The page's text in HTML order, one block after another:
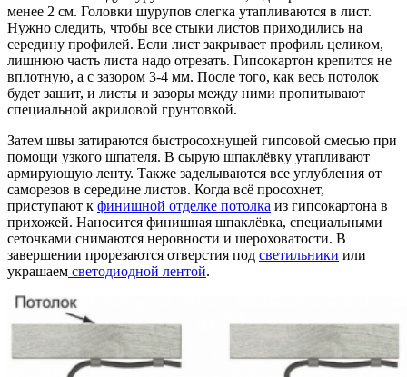
менее 2 см. Головки шурупов слегка утапливаются в лист.
Нужно следить, чтобы все стыки листов приходились на
середину профилей. Если лист закрывает профиль целиком,
лишнюю часть листа надо отрезать. Гипсокартон крепится не
вплотную, а с зазором 3-4 мм. После того, как весь потолок
будет зашит, и листы и зазоры между ними пропитывают
специальной акриловой грунтовкой.
Затем швы затираются быстросохнущей гипсовой смесью при
помощи узкого шпателя. В сырую шпаклёвку утапливают
армирующую ленту. Также заделываются все углубления от
саморезов в середине листов. Когда всё просохнет,
приступают к финишной отделке потолка из гипсокартона в
прихожей. Наносится финишная шпаклёвка, специальными
сеточками снимаются неровности и шероховатости. В
завершении прорезаются отверстия под светильники или
украшаем светодиодной лентой.